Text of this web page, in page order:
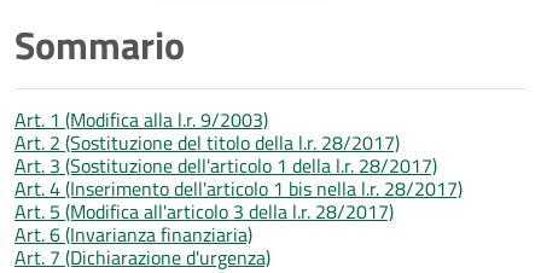
Sommario
Art. 1 (Modifica alla l.r. 9/2003)
Art. 2 (Sostituzione del titolo della l.r. 28/2017)
Art. 3 (Sostituzione dell'articolo 1 della l.r. 28/2017)
Art. 4 (Inserimento dell'articolo 1 bis nella l.r. 28/2017)
Art. 5 (Modifica all'articolo 3 della l.r. 28/2017)
Art. 6 (Invarianza finanziaria)
Art. 7 (Dichiarazione d'urgenza)